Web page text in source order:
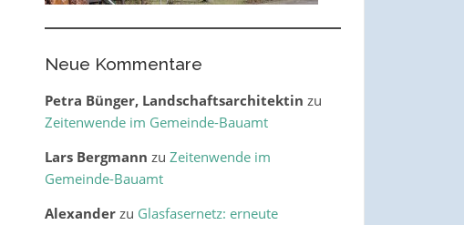
Neue Kommentare
Petra Bünger, Landschaftsarchitektin zu
Zeitenwende im Gemeinde-Bauamt
Lars Bergmann zu Zeitenwende im
Gemeinde-Bauamt
Alexanderzu Glasfasernetz: erneute